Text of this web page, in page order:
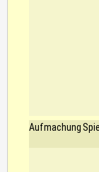
Aufmachung